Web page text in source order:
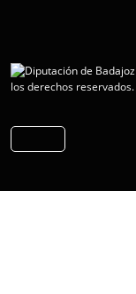
los derechos reservados.